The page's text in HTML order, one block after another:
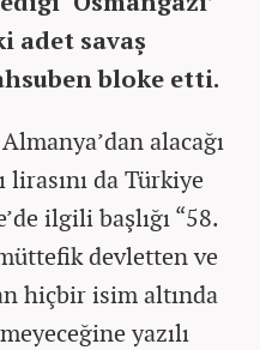
adet savaş
bloke etti.
alacağı
da Türkiye
ilgili başlığı “58.
devletten ve
hiçbir isim altında
yazılı